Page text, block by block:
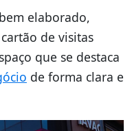
elaborado,
de visitas
que se destaca
de forma clara e